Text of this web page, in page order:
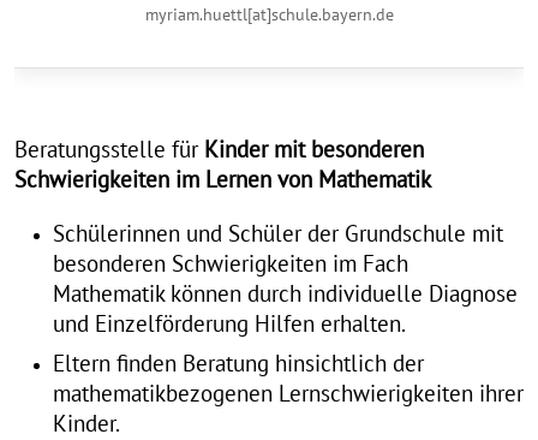
myriam.huettl[at]schule.bayern.de
Beratungsstelle für Kinder mit besonderen
Schwierigkeiten im Lernen von Mathematik
Schülerinnen und Schüler der Grundschule mit
besonderen Schwierigkeiten im Fach
Mathematik können durch individuelle Diagnose
und Einzelförderung Hilfen erhalten.
Eltern finden Beratung hinsichtlich der
mathematikbezogenen Lernschwierigkeiten ihrer
Kinder.